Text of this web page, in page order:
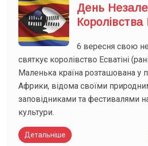
День
Королівства
6 вересня свою
святкує королівство Есватіні
Маленька країна розташована у
Африки, відома своїми
заповідниками та фестивалями
культури.
Детальніше